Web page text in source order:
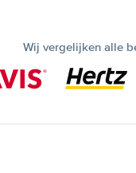
Wij vergelijken alle